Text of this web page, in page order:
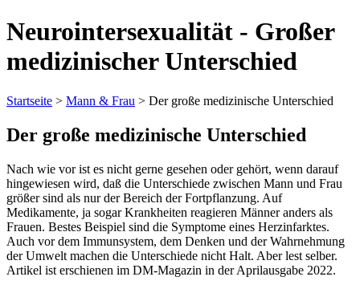
Neurointersexualität - Großer
medizinischer Unterschied
Startseite > Mann & Frau > Der große medizinische Unterschied
Der große medizinische Unterschied
Nach wie vor ist es nicht gerne gesehen oder gehört, wenn darauf
hingewiesen wird, daß die Unterschiede zwischen Mann und Frau
größer sind als nur der Bereich der Fortpflanzung. Auf
Medikamente, ja sogar Krankheiten reagieren Männer anders als
Frauen. Bestes Beispiel sind die Symptome eines Herzinfarktes.
Auch vor dem Immunsystem, dem Denken und der Wahrnehmung
der Umwelt machen die Unterschiede nicht Halt. Aber lest selber.
Artikel ist erschienen im DM-Magazin in der Aprilausgabe 2022.